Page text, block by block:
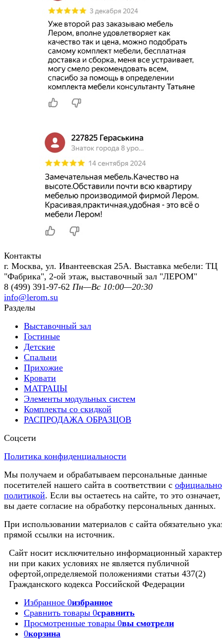
Контакты
г. Москва, ул. Ивантеевская 25А. Выставка мебели: ТЦ
"Фабрика", 2-ой этаж, выставочный зал "ЛЕРОМ"
8 (499) 391-97-62 Пн—Вс 10:00—20:30
info@lerom.su
Разделы
Выставочный зал
Гостиные
Детские
Спальни
Прихожие
Кровати
МАТРАЦЫ
Элементы модульных систем
Комплекты со скидкой
РАСПРОДАЖА ОБРАЗЦОВ
Соцсети
Политика конфиденциальности
Мы получаем и обрабатываем персональные данные
посетителей нашего сайта в соответствии с
политикой. Если вы остаетесь на сайте, то это
вы даете согласие на обработку персональных данных.
При использовании материалов с сайта обязательно
прямой ссылки на источник.
Сайт носит исключительно информационный
ни при каких условиях не является публичной
офертой,определяемой положениями статьи 437(2)
Гражданского кодекса Российской Федерации
Избранное 0избранное
Сравнить товары 0сравнить
Просмотренные товары 0вы смотрели
0корзина